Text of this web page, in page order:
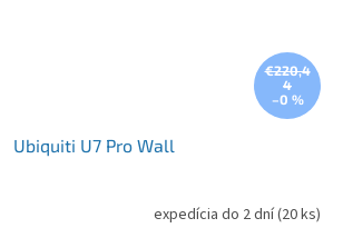
€220,4
4
–0 %
Ubiquiti U7 Pro Wall
expedícia do 2 dní(20 ks)